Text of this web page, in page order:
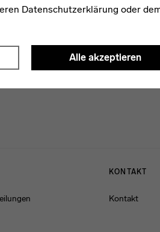
Datenschutzerklärung oder
Alle akzeptieren
KONTAKT
Kontakt